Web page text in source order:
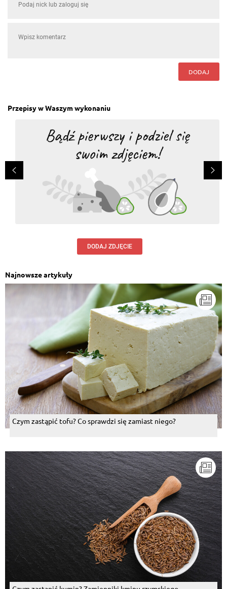
DODAJ
Przepisy w Waszym wykonaniu
DODAJ ZDJĘCIE
Najnowsze artykuły
Czym zastąpić tofu? Co sprawdzi się zamiast niego?